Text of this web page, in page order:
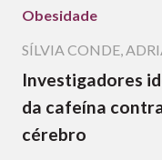
Obesidade
SÍLVIA CONDE,
Investigadores
da cafeína
cérebro